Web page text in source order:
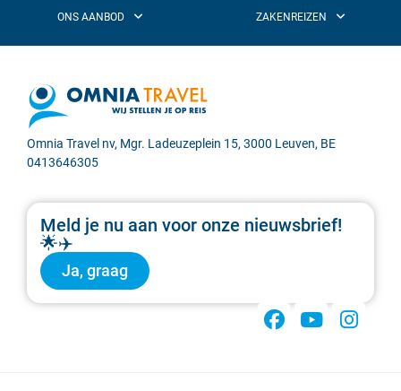
Omnia Travel nv, Mgr. Ladeuzeplein 15, 3000 Leuven, BE
0413646305
Meld je nu aan voor onze nieuwsbrief!
🌟✈️
Ja, graag